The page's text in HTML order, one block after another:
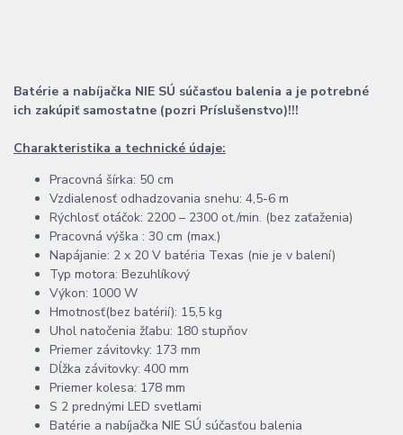
Batérie a nabíjačka NIE SÚ súčasťou balenia a je potrebné
ich zakúpiť samostatne (pozri Príslušenstvo)!!!
Charakteristika a technické údaje:
Pracovná šírka: 50 cm
Vzdialenosť odhadzovania snehu: 4,5-6 m
Rýchlosť otáčok: 2200 – 2300 ot./min. (bez zaťaženia)
Pracovná výška : 30 cm (max.)
Napájanie: 2 x 20 V batéria Texas (nie je v balení)
Typ motora: Bezuhlíkový
Výkon: 1000 W
Hmotnosť(bez batérií): 15,5 kg
Uhol natočenia žľabu: 180 stupňov
Priemer závitovky: 173 mm
Dĺžka závitovky: 400 mm
Priemer kolesa: 178 mm
S 2 prednými LED svetlami
Batérie a nabíjačka NIE SÚ súčasťou balenia